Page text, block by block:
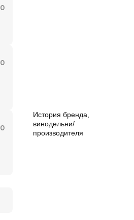
История бренда,
винодельни/
производителя
0
0
0